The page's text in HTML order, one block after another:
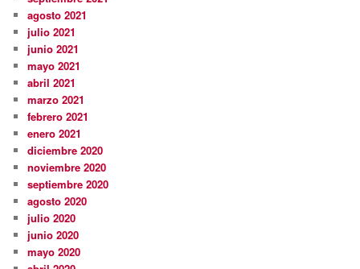
agosto 2021
julio 2021
junio 2021
mayo 2021
abril 2021
marzo 2021
febrero 2021
enero 2021
diciembre 2020
noviembre 2020
septiembre 2020
agosto 2020
julio 2020
junio 2020
mayo 2020